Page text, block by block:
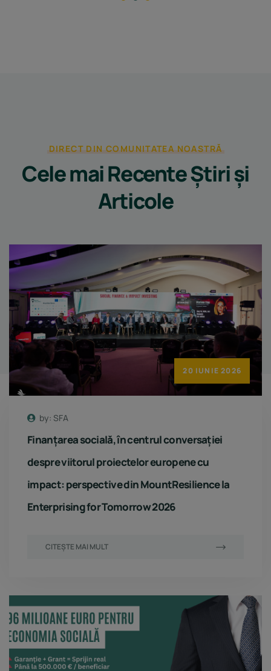
DIRECT DIN COMUNITATEA NOASTRĂ
Cele mai RecenteȘtiri și
Articole
20 IUNIE 2026
by: SFA
Finanțarea socială, în centrul conversației
despre viitorul proiectelor europene cu
impact: perspective din MountResilience la
Enterprising for Tomorrow 2026
CITEȘTE MAI MULT